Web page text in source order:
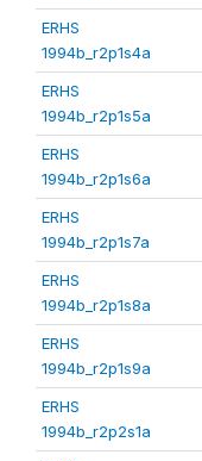
ERHS
1994b_r2p1s4a
ERHS
1994b_r2p1s5a
ERHS
1994b_r2p1s6a
ERHS
1994b_r2p1s7a
ERHS
1994b_r2p1s8a
ERHS
1994b_r2p1s9a
ERHS
1994b_r2p2s1a